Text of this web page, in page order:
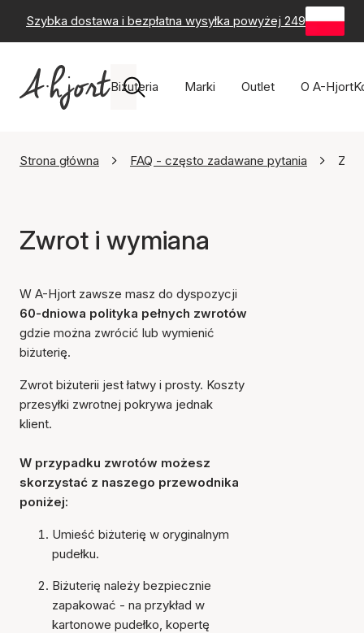
Szybka dostawa i bezpłatna wysyłka powyżej 249 zł -
Biżuteria Marki Outlet O A-Hjort
Strona główna FAQ - często zadawane pytania
Zwrot i wymiana
W A-Hjort zawsze masz do dyspozycji
60-dniowa polityka pełnych zwrotów
gdzie można zwrócić lub wymienić
biżuterię.
Zwrot biżuterii jest łatwy i prosty. Koszty
przesyłki zwrotnej pokrywa jednak
klient.
W przypadku zwrotów możesz
skorzystać z naszego przewodnika
poniżej:
Umieść biżuterię w oryginalnym
pudełku.
Biżuterię należy bezpiecznie
zapakować - na przykład w
kartonowe pudełko, kopertę